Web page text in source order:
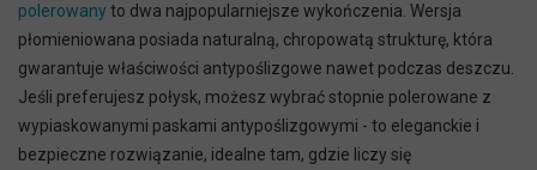
polerowanyto dwa najpopularniejsze wykończenia. Wersja
płomieniowana posiada naturalną, chropowatą strukturę, która
gwarantuje właściwości antypoślizgowe nawet podczas deszczu.
Jeśli preferujesz połysk, możesz wybrać stopnie polerowane z
wypiaskowanymi paskami antypoślizgowymi - to eleganckie i
bezpieczne rozwiązanie, idealne tam, gdzie liczy się